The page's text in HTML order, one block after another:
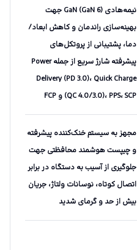
نیمه‌هادی GaN (GaN 6) جهت
بهینه‌سازی راندمان و کاهش ابعاد/
دما، پشتیبانی از پروتکل‌های
پیشرفته شارژ سریع از جمله Power
Delivery (PD 3.0)، Quick Charge
(QC 4.0/3.0)، PPS، SCP و FCP
مجهز به سیستم خنک‌کننده پیشرفته
و چیپست هوشمند محافظتی جهت
جلوگیری از آسیب به دستگاه در برابر
اتصال کوتاه، نوسانات ولتاژ، جریان
بیش از حد و گرمای شدید